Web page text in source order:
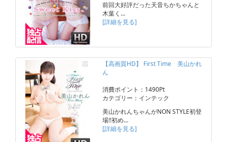
前回大好評だった天音ちかちゃんと
木葉く…
[詳細を見る]
【高画質HD】 First Time 美山かれ
ん
消費ポイント：1490Pt
カテゴリー：インテック
美山かれんちゃんがNON STYLE初登
場!!初め…
[詳細を見る]